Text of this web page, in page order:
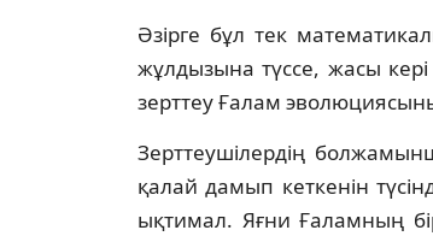
Әзірге бұл тек
жұлдызына түссе, жасы
зерттеу Ғалам
Зерттеушілердің
қалай дамып кеткенін
ықтимал. Яғни Ғаламның